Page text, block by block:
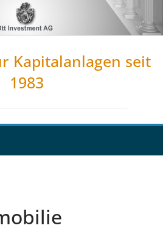
Kapitalanlagen seit
1983